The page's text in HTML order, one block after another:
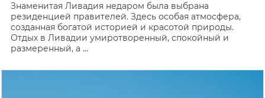
Знаменитая Ливадия недаром была выбрана
резиденцией правителей. Здесь особая атмосфера,
созданная богатой историей и красотой природы.
Отдых в Ливадии умиротворенный, спокойный и
размеренный, а ...